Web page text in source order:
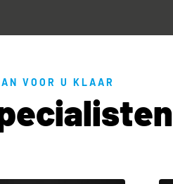
VOOR U KLAAR